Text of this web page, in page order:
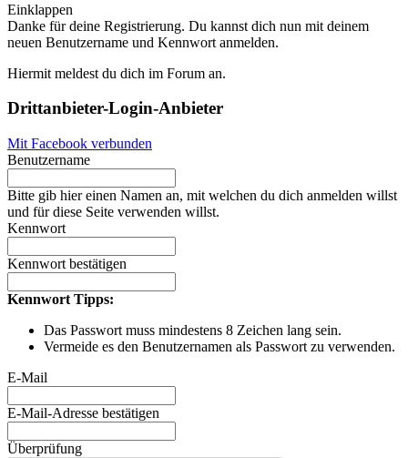
Einklappen
Danke für deine Registrierung. Du kannst dich nun mit deinem
neuen Benutzername und Kennwort anmelden.
Hiermit meldest du dich im Forum an.
Drittanbieter-Login-Anbieter
Mit Facebook verbunden
Benutzername
Bitte gib hier einen Namen an, mit welchen du dich anmelden willst
und für diese Seite verwenden willst.
Kennwort
Kennwort bestätigen
Kennwort Tipps:
Das Passwort muss mindestens 8 Zeichen lang sein.
Vermeide es den Benutzernamen als Passwort zu verwenden.
E-Mail
E-Mail-Adresse bestätigen
Überprüfung